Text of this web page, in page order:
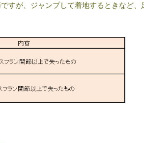
すが、ジャンプして着地するときなど